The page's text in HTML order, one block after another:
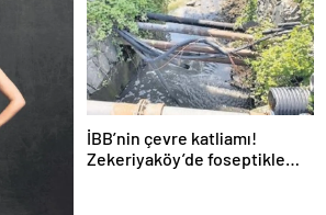
İBB’nin çevre katliamı!
Zekeriyaköy’de foseptikle